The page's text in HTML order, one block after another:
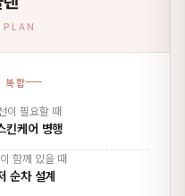
복합
이 필요할 때
킨케어 병행
함께 있을 때
순차 설계